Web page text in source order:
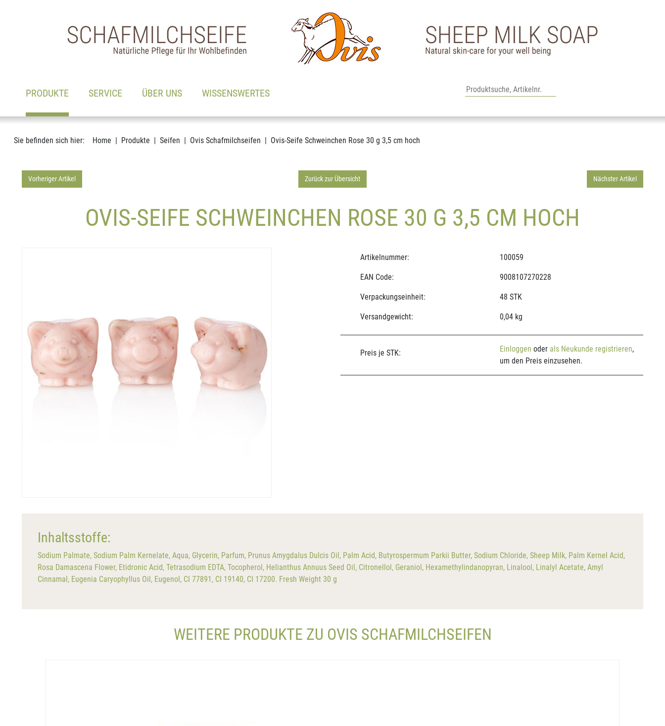
PRODUKTE (AKTIV)SERVICE ÜBER UNS WISSENSWERTES
Sie befinden sich hier: Home Produkte Seifen Ovis Schafmilchseifen Ovis-Seife Schweinchen Rose 30 g 3,5 cm hoch
Vorheriger Artikel Zurück zur Übersicht Nächster Artikel
OVIS-SEIFE SCHWEINCHEN ROSE 30 G 3,5 CM HOCH
Artikelnummer: 100059
EAN Code: 9008107270228
Verpackungseinheit: 48 STK
Versandgewicht: 0,04 kg
Preis je STK: Einloggen oder als Neukunde registrieren,
um den Preis einzusehen.
Inhaltsstoffe:
Sodium Palmate, Sodium Palm Kernelate, Aqua, Glycerin, Parfum, Prunus Amygdalus Dulcis Oil, Palm Acid, Butyrospermum Parkii Butter, Sodium Chloride, Sheep Milk, Palm Kernel Acid,
Rosa Damascena Flower, Etidronic Acid, Tetrasodium EDTA, Tocopherol, Helianthus Annuus Seed Oil, Citronellol, Geraniol, Hexamethylindanopyran, Linalool, Linalyl Acetate, Amyl
Cinnamal, Eugenia Caryophyllus Oil, Eugenol, CI 77891, CI 19140, CI 17200. Fresh Weight 30 g
WEITERE PRODUKTE ZU OVIS SCHAFMILCHSEIFEN